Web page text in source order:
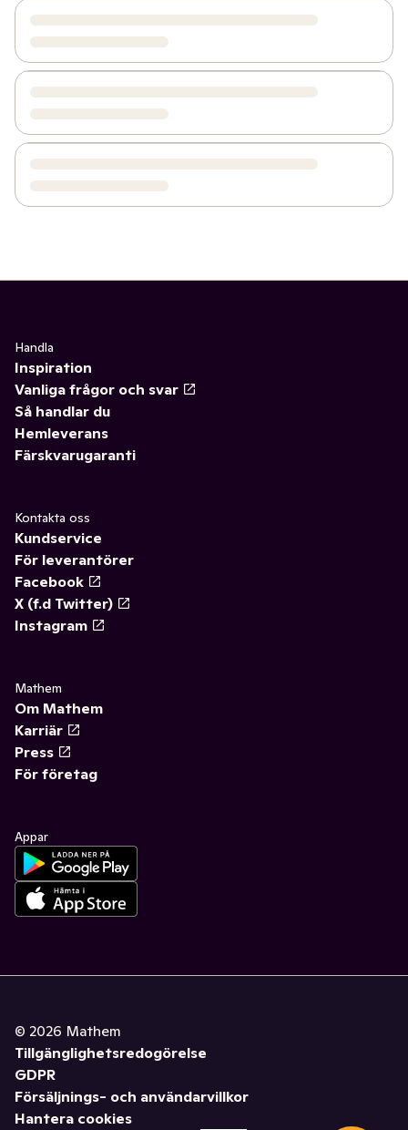
Handla
Inspiration
Vanliga frågor och svar
Så handlar du
Hemleverans
Färskvarugaranti
Kontakta oss
Kundservice
För leverantörer
Facebook
X (f.d Twitter)
Instagram
Mathem
Om Mathem
Karriär
Press
För företag
Appar
© 2026 Mathem
Tillgänglighetsredogörelse
GDPR
Försäljnings- och användarvillkor
Hantera cookies